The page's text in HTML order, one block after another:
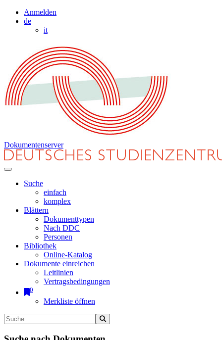
Anmelden
de
it
Dokumentenserver
Suche
einfach
komplex
Blättern
Dokumenttypen
Nach DDC
Personen
Bibliothek
Online-Katalog
Dokumente einreichen
Leitlinien
Vertragsbedingungen
0
Merkliste öffnen